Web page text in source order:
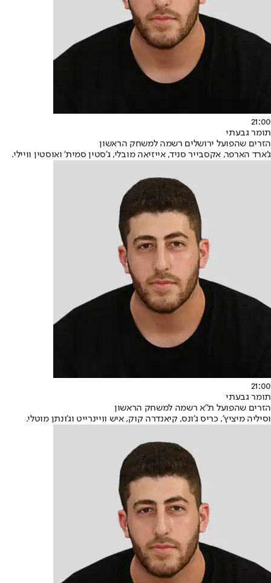
21:00
תומר גבעתי
הזרים שהפועל ירושלים רשמה למשחק הראשון
ג'ארד הארפר, אקסבייר סניד, אייזיאה מובלי, ג'סטין סמית' ואוסטין וויילי.
21:00
תומר גבעתי
הזרים שהפועל ת"א רשמה למשחק הראשון
וסיליה מיציץ', כריס ג'ונס, קיאנדרה קוק, איש וויינרייט וג'ונתן מוטלי.